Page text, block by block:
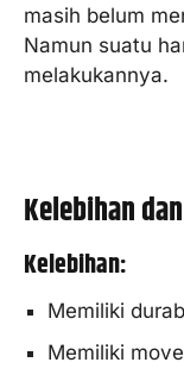
masih belum
Namun suatu
melakukannya.
Kelebihan
Kelebihan:
Memiliki
Memiliki